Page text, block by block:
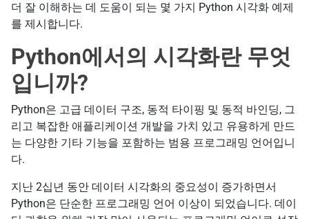
더 잘 이해하는 데 도움이 되는 몇 가지 Python 시각화 예제
를 제시합니다.
Python에서의 시각화란 무엇
입니까?
Python은 고급 데이터 구조, 동적 타이핑 및 동적 바인딩, 그
리고 복잡한 애플리케이션 개발을 가치 있고 유용하게 만드
는 다양한 기타 기능을 포함하는 범용 프로그래밍 언어입니
다.
지난 2십년 동안 데이터 시각화의 중요성이 증가하면서
Python은 단순한 프로그래밍 언어 이상이 되었습니다. 데이